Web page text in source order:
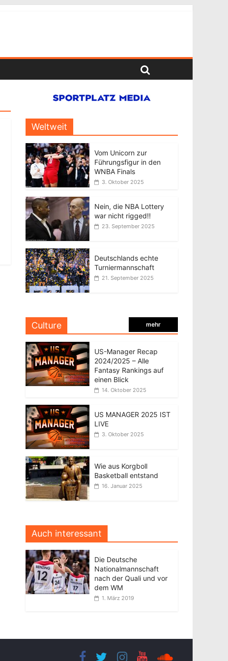
Weltweit
Vom Unicorn zur
Führungsfigur in den
WNBA Finals
3. Oktober 2025
Nein, die NBA Lottery
war nicht rigged!!
23. September 2025
Deutschlands echte
Turniermannschaft
21. September 2025
Culture mehr
US-Manager Recap
2024/2025 – Alle
Fantasy Rankings auf
einen Blick
14. Oktober 2025
US MANAGER 2025 IST
LIVE
3. Oktober 2025
Wie aus Korgboll
Basketball entstand
16. Januar 2025
Auch interessant
Die Deutsche
Nationalmannschaft
nach der Quali und vor
dem WM
1. März 2019